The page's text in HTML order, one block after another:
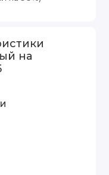
на